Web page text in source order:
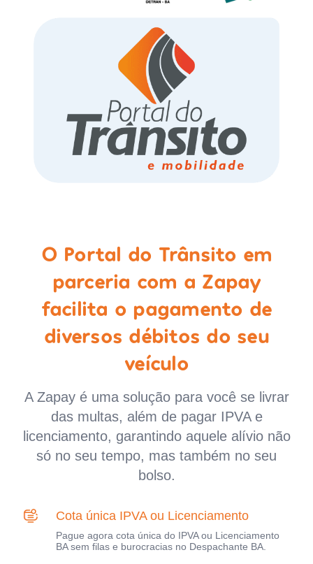
O Portal do Trânsito em
parceria com a Zapay
facilita o pagamento de
diversos débitos do seu
veículo
A Zapay é uma solução para você se livrar
das multas, além de pagar IPVA e
licenciamento, garantindo aquele alívio não
só no seu tempo, mas também no seu
bolso.
Cota única IPVA ou Licenciamento
Pague agora cota única do IPVA ou Licenciamento
BA sem filas e burocracias no Despachante BA.